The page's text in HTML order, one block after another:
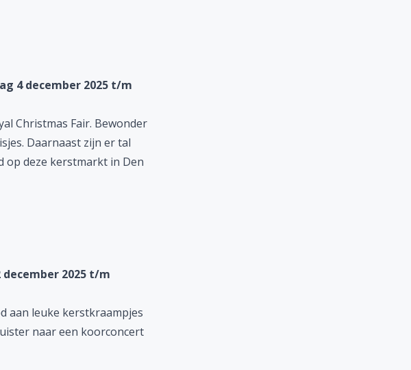
4 december 2025 t/m
Christmas Fair. Bewonder
Daarnaast zijn er tal
op deze kerstmarkt in Den
2025 t/m
aan leuke kerstkraampjes
naar een koorconcert